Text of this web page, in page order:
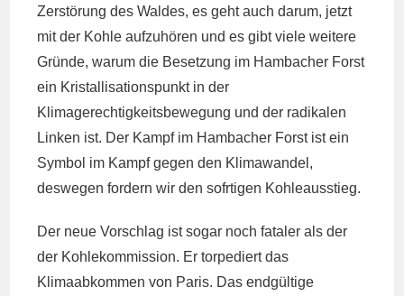
Zerstörung des Waldes, es geht auch darum, jetzt
mit der Kohle aufzuhören und es gibt viele weitere
Gründe, warum die Besetzung im Hambacher Forst
ein Kristallisationspunkt in der
Klimagerechtigkeitsbewegung und der radikalen
Linken ist. Der Kampf im Hambacher Forst ist ein
Symbol im Kampf gegen den Klimawandel,
deswegen fordern wir den sofrtigen Kohleausstieg.
Der neue Vorschlag ist sogar noch fataler als der
der Kohlekommission. Er torpediert das
Klimaabkommen von Paris. Das endgültige